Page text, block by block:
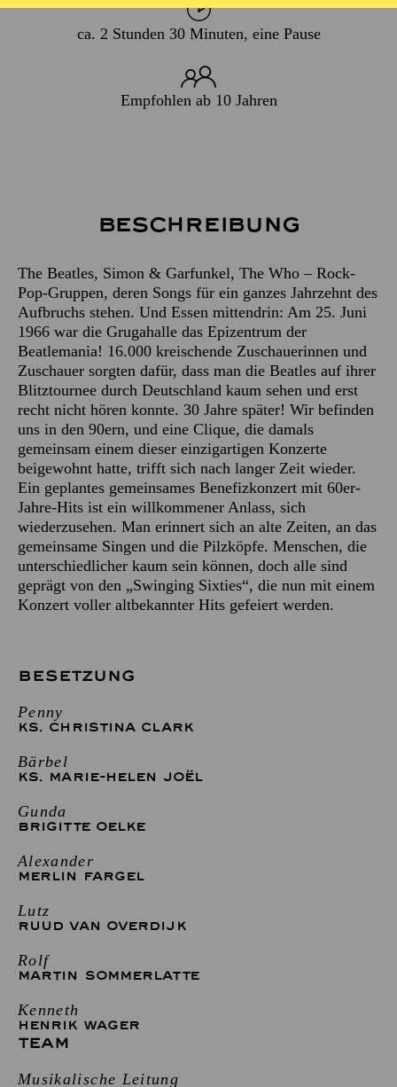
ca. 2 Stunden 30 Minuten, eine Pause
Empfohlen ab 10 Jahren
Beschreibung
The Beatles, Simon & Garfunkel, The Who – Rock-
Pop-Gruppen, deren Songs für ein ganzes Jahrzehnt des
Aufbruchs stehen. Und Essen mittendrin: Am 25. Juni
1966 war die Grugahalle das Epizentrum der
Beatlemania! 16.000 kreischende Zuschauerinnen und
Zuschauer sorgten dafür, dass man die Beatles auf ihrer
Blitztournee durch Deutschland kaum sehen und erst
recht nicht hören konnte. 30 Jahre später! Wir befinden
uns in den 90ern, und eine Clique, die damals
gemeinsam einem dieser einzigartigen Konzerte
beigewohnt hatte, trifft sich nach langer Zeit wieder.
Ein geplantes gemeinsames Benefizkonzert mit 60er-
Jahre-Hits ist ein willkommener Anlass, sich
wiederzusehen. Man erinnert sich an alte Zeiten, an das
gemeinsame Singen und die Pilzköpfe. Menschen, die
unterschiedlicher kaum sein können, doch alle sind
geprägt von den „Swinging Sixties“, die nun mit einem
Konzert voller altbekannter Hits gefeiert werden.
BESETZUNG
Penny
KS. CHRISTINA CLARK
Bärbel
KS. MARIE-HELEN JOËL
Gunda
BRIGITTE OELKE
Alexander
MERLIN FARGEL
Lutz
RUUD VAN OVERDIJK
Rolf
MARTIN SOMMERLATTE
Kenneth
HENRIK WAGER
TEAM
Musikalische Leitung